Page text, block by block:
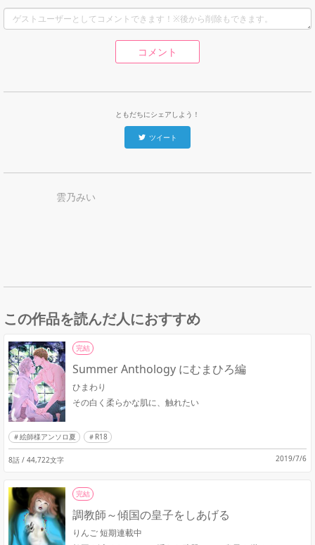
コメント
ともだちにシェアしよう！
ツイート
雲乃みい
この作品を読んだ人におすすめ
完結
Summer Anthology にむまひろ編
ひまわり
その白く柔らかな肌に、触れたい
絵師様アンソロ夏 R18
8話 / 44,722文字 2019/7/6
完結
調教師～傾国の皇子をしあげる
りんご 短期連載中